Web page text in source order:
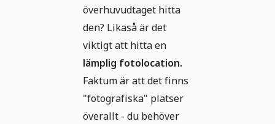
överhuvudtaget hitta
den? Likaså är det
viktigt att hitta en
lämplig fotolocation.
Faktum är att det finns
"fotografiska" platser
överallt - du behöver